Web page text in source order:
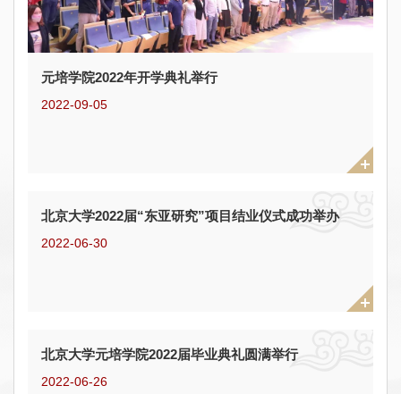
元培学院2022年开学典礼举行
2022-09-05
北京大学2022届“东亚研究”项目结业仪式成功举办
2022-06-30
北京大学元培学院2022届毕业典礼圆满举行
2022-06-26